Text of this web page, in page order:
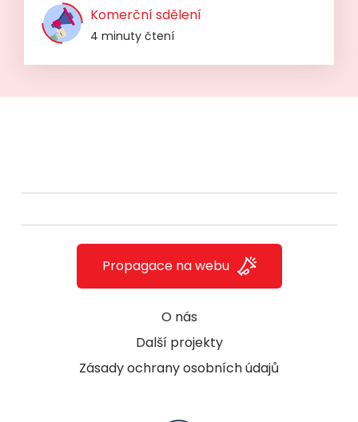
Komerční sdělení
4 minuty čtení
O nás
Další projekty
Zásady ochrany osobních údajů
Propagace na webu